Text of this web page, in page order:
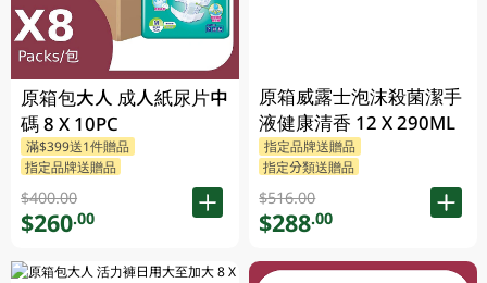
原箱包大人 成人紙尿片中
碼 8 X 10PC
滿$399送1件贈品
指定品牌送贈品
$400.00
$260.00
原箱威露士泡沫殺菌潔手
液健康清香 12 X 290ML
指定品牌送贈品
指定分類送贈品
$516.00
$288.00